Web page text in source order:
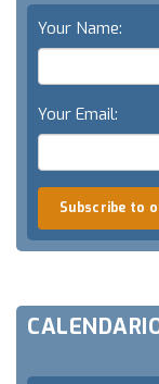
Your Name:
Your Email:
Subscribe to